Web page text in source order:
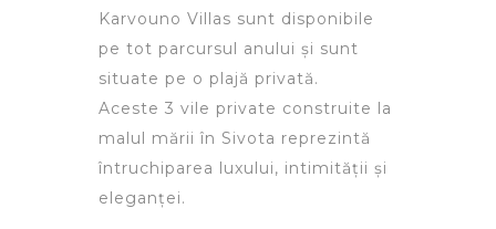
Karvouno Villas sunt disponibile
pe tot parcursul anului și sunt
situate pe o plajă privată.
Aceste 3 vile private construite la
malul mării în Sivota reprezintă
întruchiparea luxului, intimității și
eleganței.